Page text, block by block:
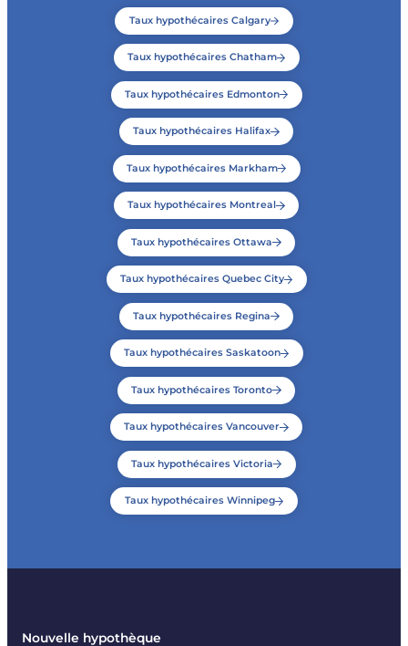
Taux hypothécaires Calgary
Taux hypothécaires Chatham
Taux hypothécaires Edmonton
Taux hypothécaires Halifax
Taux hypothécaires Markham
Taux hypothécaires Montreal
Taux hypothécaires Ottawa
Taux hypothécaires Quebec City
Taux hypothécaires Regina
Taux hypothécaires Saskatoon
Taux hypothécaires Toronto
Taux hypothécaires Vancouver
Taux hypothécaires Victoria
Taux hypothécaires Winnipeg
Nouvelle hypothèque